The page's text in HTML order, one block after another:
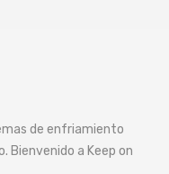
de enfriamiento
a Keep on